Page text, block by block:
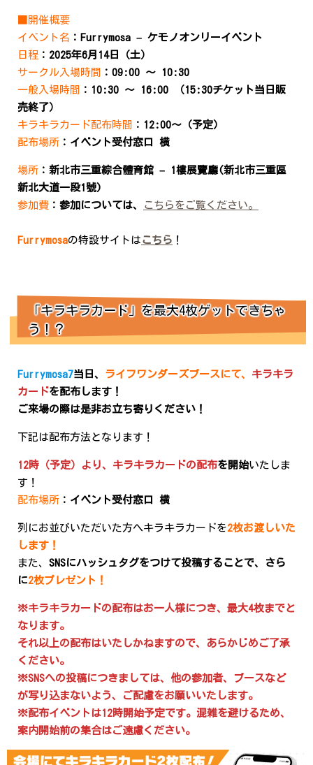
■開催概要
イベント名 ：Furrymosa – ケモノオンリーイベント
日程 ：2025年6月14日（土）
サークル入場時間 ：09:00 〜 10:30
一般入場時間 ：10:30 〜 16:00 （15:30チケット当日販
売終了）
キラキラカード配布時間 ：12:00〜（予定）
配布場所 ：イベント受付窓口 横
場所 ：新北市三重綜合體育館 – 1樓展覽廳(新北市三重區
新北大道一段1號)
参加費 ：参加については、 こちらをご覧ください。
Furrymosaの特設サイトは こちら ！
「キラキラカード」を最大4枚ゲットできちゃ
う！？
Furrymosa7当日、 ライフワンダーズブースにて、 キラキラ
カードを配布します！
ご来場の際は是非お立ち寄りください！
下記は配布方法となります！
12時（予定）より、キラキラカードの配布を開始いたしま
す！
配布場所 ：イベント受付窓口 横
列にお並びいただいた方へキラキラカードを2枚お渡しいた
します！
また、 SNSにハッシュタグをつけて投稿することで、さら
に2枚プレゼント！
※キラキラカードの配布はお一人様につき、最大4枚までと
なります。
それ以上の配布はいたしかねますので、あらかじめご了承
ください。
※SNSへの投稿につきましては、他の参加者、ブースなど
が写り込まないよう、ご配慮をお願いいたします。
※配布イベントは12時開始予定です。混雑を避けるため、
案内開始前の集合はご遠慮ください。